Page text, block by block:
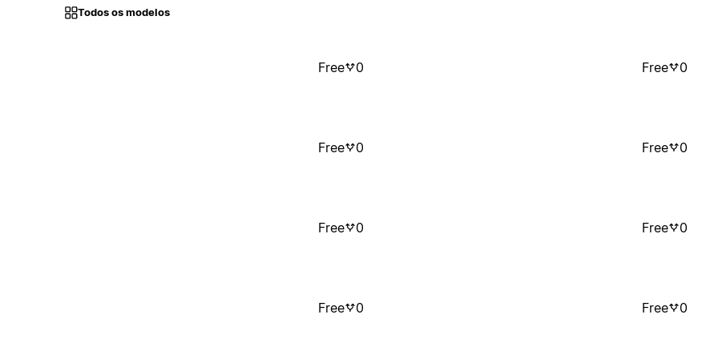
Todos os modelos
Free 0 Free 0
Free 0 Free 0
Free 0 Free 0
Free 0 Free 0